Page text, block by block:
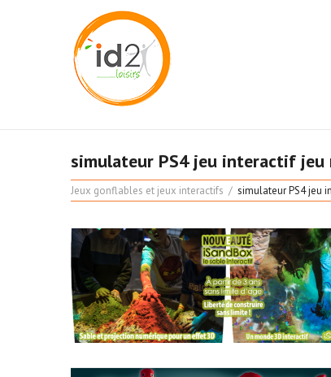
simulateur PS4 jeu interactif
Jeux gonflables et jeux interactifs simulateur PS4 jeu